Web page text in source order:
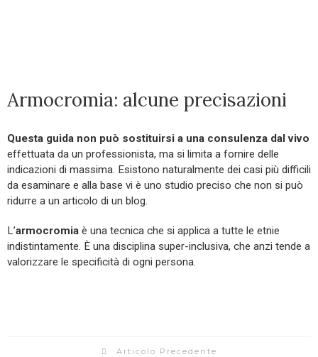
Armocromia: alcune precisazioni
Questa guida non può sostituirsi a una consulenza dal vivo
effettuata da un professionista, ma si limita a fornire delle
indicazioni di massima. Esistono naturalmente dei casi più difficili
da esaminare e alla base vi è uno studio preciso che non si può
ridurre a un articolo di un blog.
L’armocromia è una tecnica che si applica a tutte le etnie
indistintamente. È una disciplina super-inclusiva, che anzi tende a
valorizzare le specificità di ogni persona.
Articolo Precedente